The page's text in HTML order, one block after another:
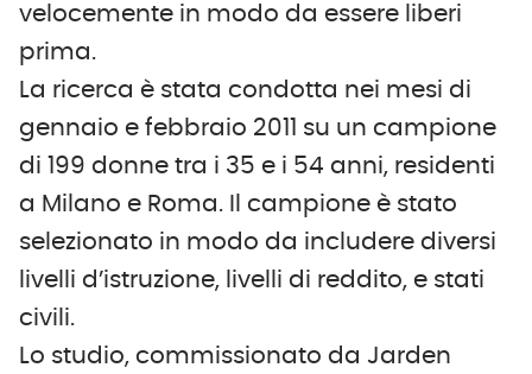
velocemente in modo da essere liberi
prima.
La ricerca è stata condotta nei mesi di
gennaio e febbraio 2011 su un campione
di 199 donne tra i 35 e i 54 anni, residenti
a Milano e Roma. Il campione è stato
selezionato in modo da includere diversi
livelli d’istruzione, livelli di reddito, e stati
civili.
Lo studio, commissionato da Jarden